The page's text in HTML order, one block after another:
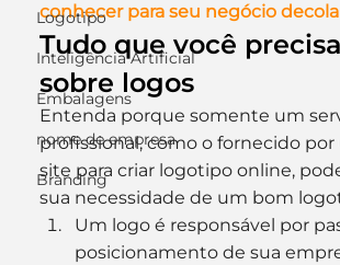
Logotipo
Inteligência Artificial
Embalagens
nome de empresa
Branding
conhecer para seu negócio
Tudo que você
sobre logos
Entenda porque somente um
profissional, como o fornecido
site para criar logotipo online,
sua necessidade de um bom
Um logo é responsável por
posicionamento de sua